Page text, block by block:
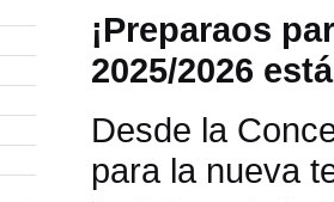
¡Preparaos
2025/2026
Desde la
para la nueva